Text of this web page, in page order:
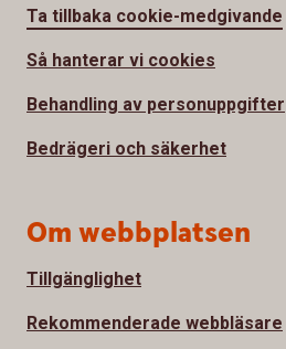
Ta tillbaka cookie-medgivande
Så hanterar vi cookies
Behandling av personuppgifter
Bedrägeri och säkerhet
Om webbplatsen
Tillgänglighet
Rekommenderade webbläsare